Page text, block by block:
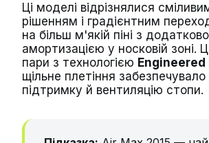
Ці моделі відрізнялися
рішенням і градієнтним
на більш м'якій піні з
амортизацією у носковій зоні.
пари з технологією Engineered
щільне плетіння
підтримку й вентиляцію стопи.